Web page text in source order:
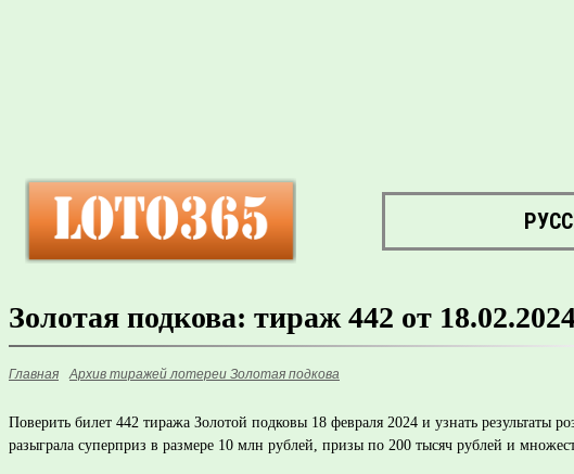
Золотая подкова: тираж 442 от
Главная Архив тиражей лотереи Золотая подкова
Поверить билет 442 тиража Золотой подковы 18 февраля 2024 и узнать
разыграла суперприз в размере 10 млн рублей, призы по 200 тысяч рублей и